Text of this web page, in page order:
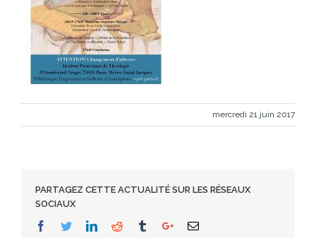
mercredi 21 juin 2017
PARTAGEZ CETTE ACTUALITÉ SUR LES RÉSEAUX
SOCIAUX
Facebook
TwitterLinkedinReddit TumblrGoogle+Email